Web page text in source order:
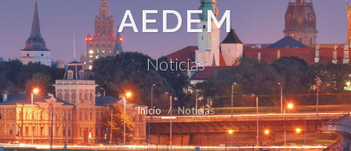
AEDEM
Noticias
Inicio Noticias